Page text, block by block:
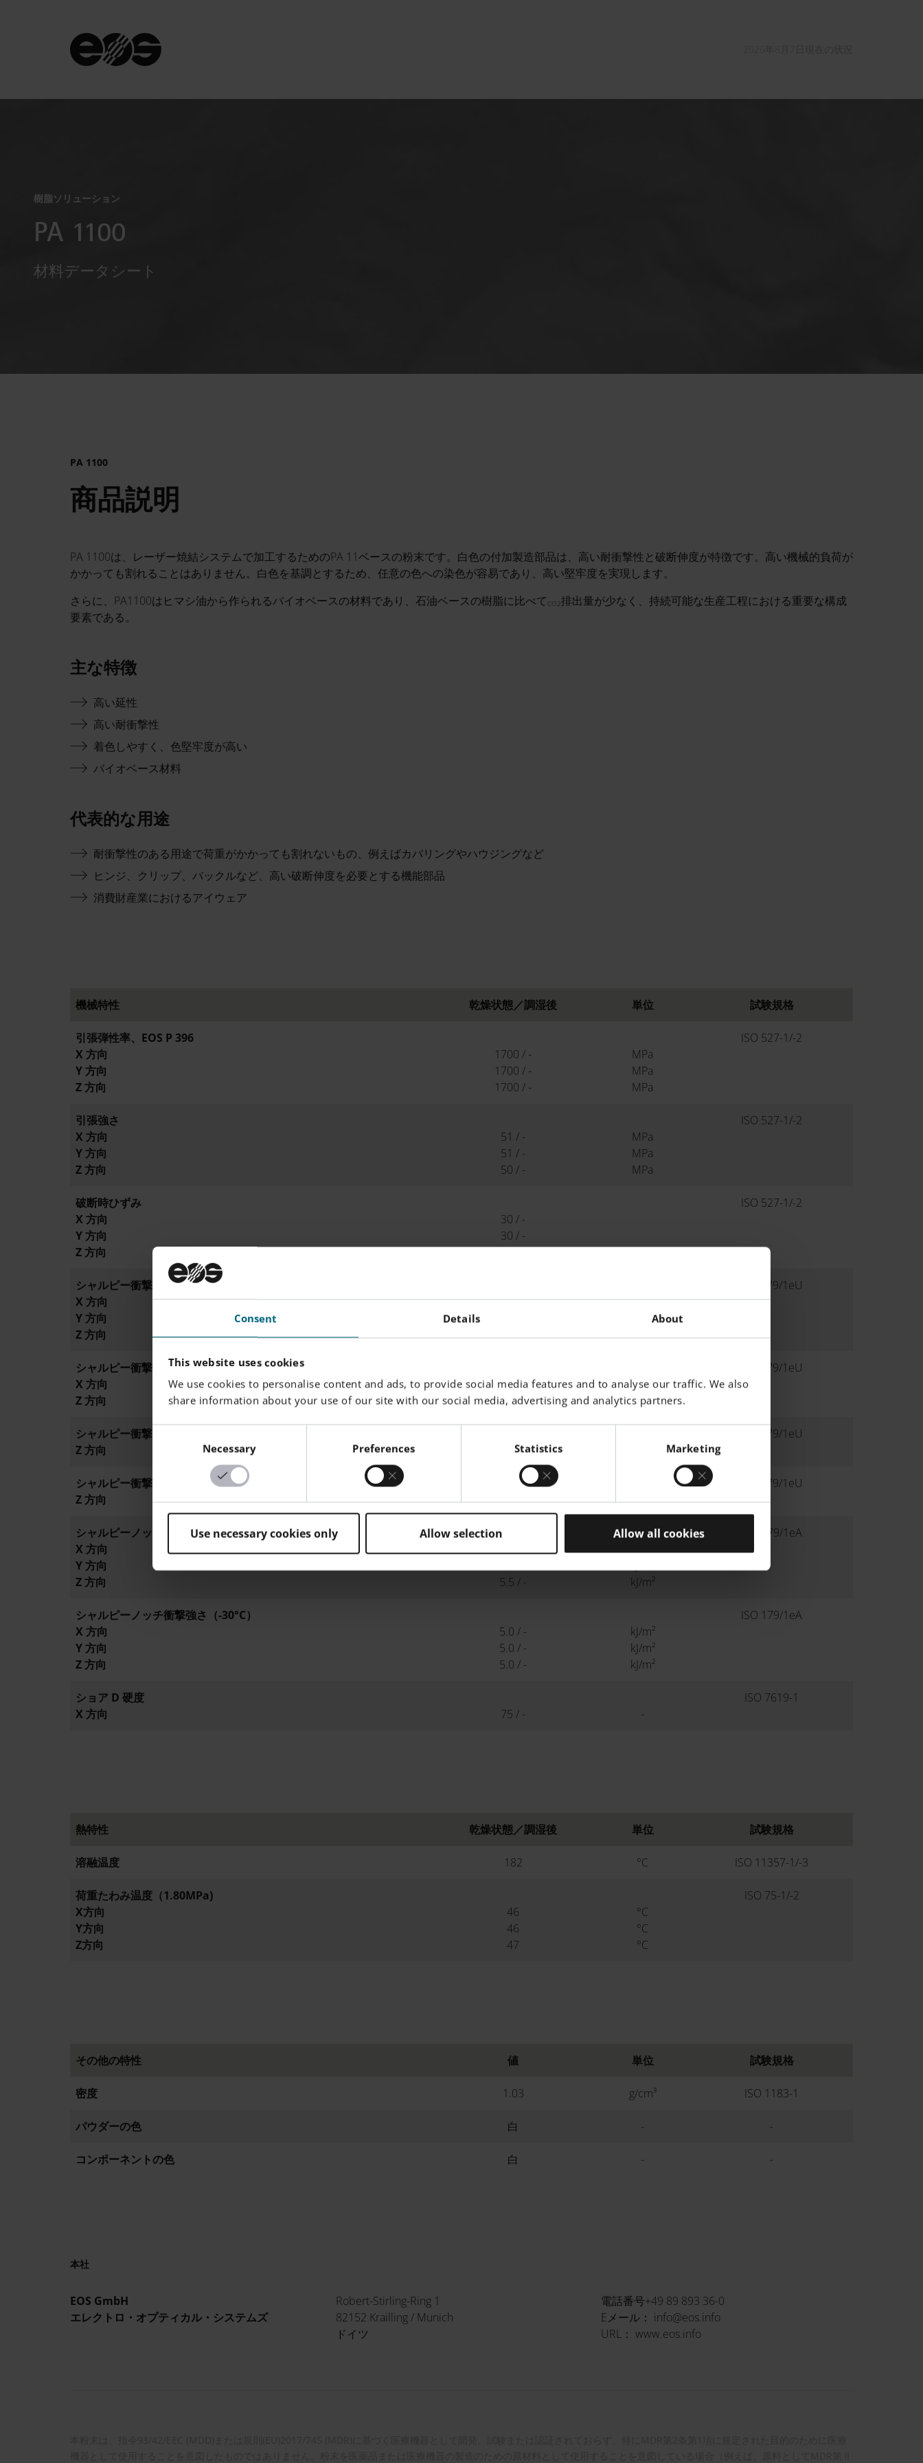
Consent Details About
This website uses cookies
We use cookies to personalise content and ads, to provide social media features and to analyse our traffic. We also
share information about your use of our site with our social media, advertising and analytics partners.
Consent
Necessary Preferences Statistics Marketing
Use necessary cookies only Allow selection Allow all cookies
樹脂ソリューション
PA 1100
材料データシート
PA 1100
商品説明
PA 1100は、レーザー焼結システムで加工するためのPA 11ベースの粉末です。白色の付加製造部品は、高い耐衝撃性と破断伸度が特徴です。高い機械的負荷が
かかっても割れることはありません。白色を基調とするため、任意の色への染色が容易であり、高い堅牢度を実現します。
さらに、PA1100はヒマシ油から作られるバイオベースの材料であり、石油ベースの樹脂に比べて CO2排出量が少なく、持続可能な生産工程における重要な構成
要素である。
主な特徴
高い延性
高い耐衝撃性
着色しやすく、色堅牢度が高い
バイオベース材料
代表的な用途
耐衝撃性のある用途で荷重がかかっても割れないもの、例えばカバリングやハウジングなど
ヒンジ、クリップ、バックルなど、高い破断伸度を必要とする機能部品
消費財産業におけるアイウェア
機械特性 乾燥状態／調湿後 単位 試験規格
引張弾性率、EOS P 396
X 方向
Y 方向
Z 方向
1700 / -
1700 / -
1700 / -
MPa
MPa
MPa
ISO 527-1/-2
引張強さ
X 方向
Y 方向
Z 方向
51 / -
51 / -
50 / -
MPa
MPa
MPa
ISO 527-1/-2
破断時ひずみ
X 方向
Y 方向
Z 方向
30 / -
30 / -
25 / -
ISO 527-1/-2
シャルピー衝撃強さ（+23°C）
X 方向
Y 方向
Z 方向
N / -
N / -
kJ/m²
kJ/m²
kJ/m²
ISO 179/1eU
シャルピー衝撃強さ (-30°C)
X 方向
Z 方向
N / -
90 / -
kJ/m²
kJ/m²
ISO 179/1eU
シャルピー衝撃強さ (-30°C), FORMIGA P 110 Velocis
Z 方向
N / -
ISO 179/1eU
シャルピー衝撃強さ (-30°C), FORMIGA P 110 FDR
Z 方向
N / - %
ISO 179/1eU
シャルピーノッチ衝撃強さ（+23°C）
X 方向
Y 方向
Z 方向
6,0 / -
5.5 / -
kJ/m²
kJ/m²
ISO 179/1eA
シャルピーノッチ衝撃強さ（-30°C）
X 方向
Y 方向
Z 方向
5.0 / -
5.0 / -
5.0 / -
kJ/m²
kJ/m²
kJ/m²
ISO 179/1eA
ショア D 硬度
X 方向
75 / - -
ISO 7619-1
熱特性 乾燥状態／調湿後 単位 試験規格
溶融温度 182 °C ISO 11357-1/-3
荷重たわみ温度（1.80MPa)
X方向
Y方向
Z方向
46
46
47
°C
°C
°C
ISO 75-1/-2
その他の特性 値 単位 試験規格
密度 1.03 g/cm³ ISO 1183-1
パウダーの色 白 - -
コンポーネントの色 白 - -
本社
EOS GmbH
エレクトロ・オプティカル・システムズ
Robert-Stirling-Ring 1
82152 Krailling / Munich
ドイツ
電話番号+49 89 893 36-0
Eメール： info@eos.info
URL： www.eos.info